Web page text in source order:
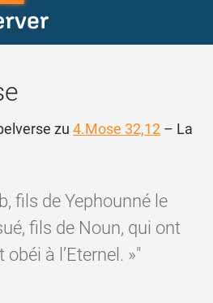
zu 4.Mose 32,12 – La
fils de Yephounné le
fils de Noun, qui ont
à l’Eternel. »"